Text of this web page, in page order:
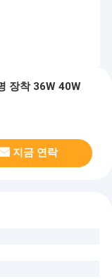
장착 36W 40W
지금 연락